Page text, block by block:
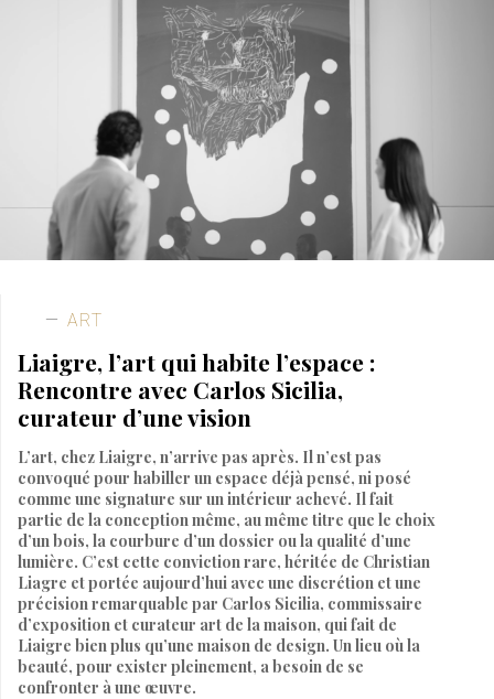
ART
Liaigre, l’art qui habite l’espace :
Rencontre avec Carlos Sicilia,
curateur d’une vision
L’art, chez Liaigre, n’arrive pas après. Il n’est pas
convoqué pour habiller un espace déjà pensé, ni posé
comme une signature sur un intérieur achevé. Il fait
partie de la conception même, au même titre que le choix
d’un bois, la courbure d’un dossier ou la qualité d’une
lumière. C’est cette conviction rare, héritée de Christian
Liagre et portée aujourd’hui avec une discrétion et une
précision remarquable par Carlos Sicilia, commissaire
d’exposition et curateur art de la maison, qui fait de
Liaigre bien plus qu’une maison de design. Un lieu où la
beauté, pour exister pleinement, a besoin de se
confronter à une œuvre.